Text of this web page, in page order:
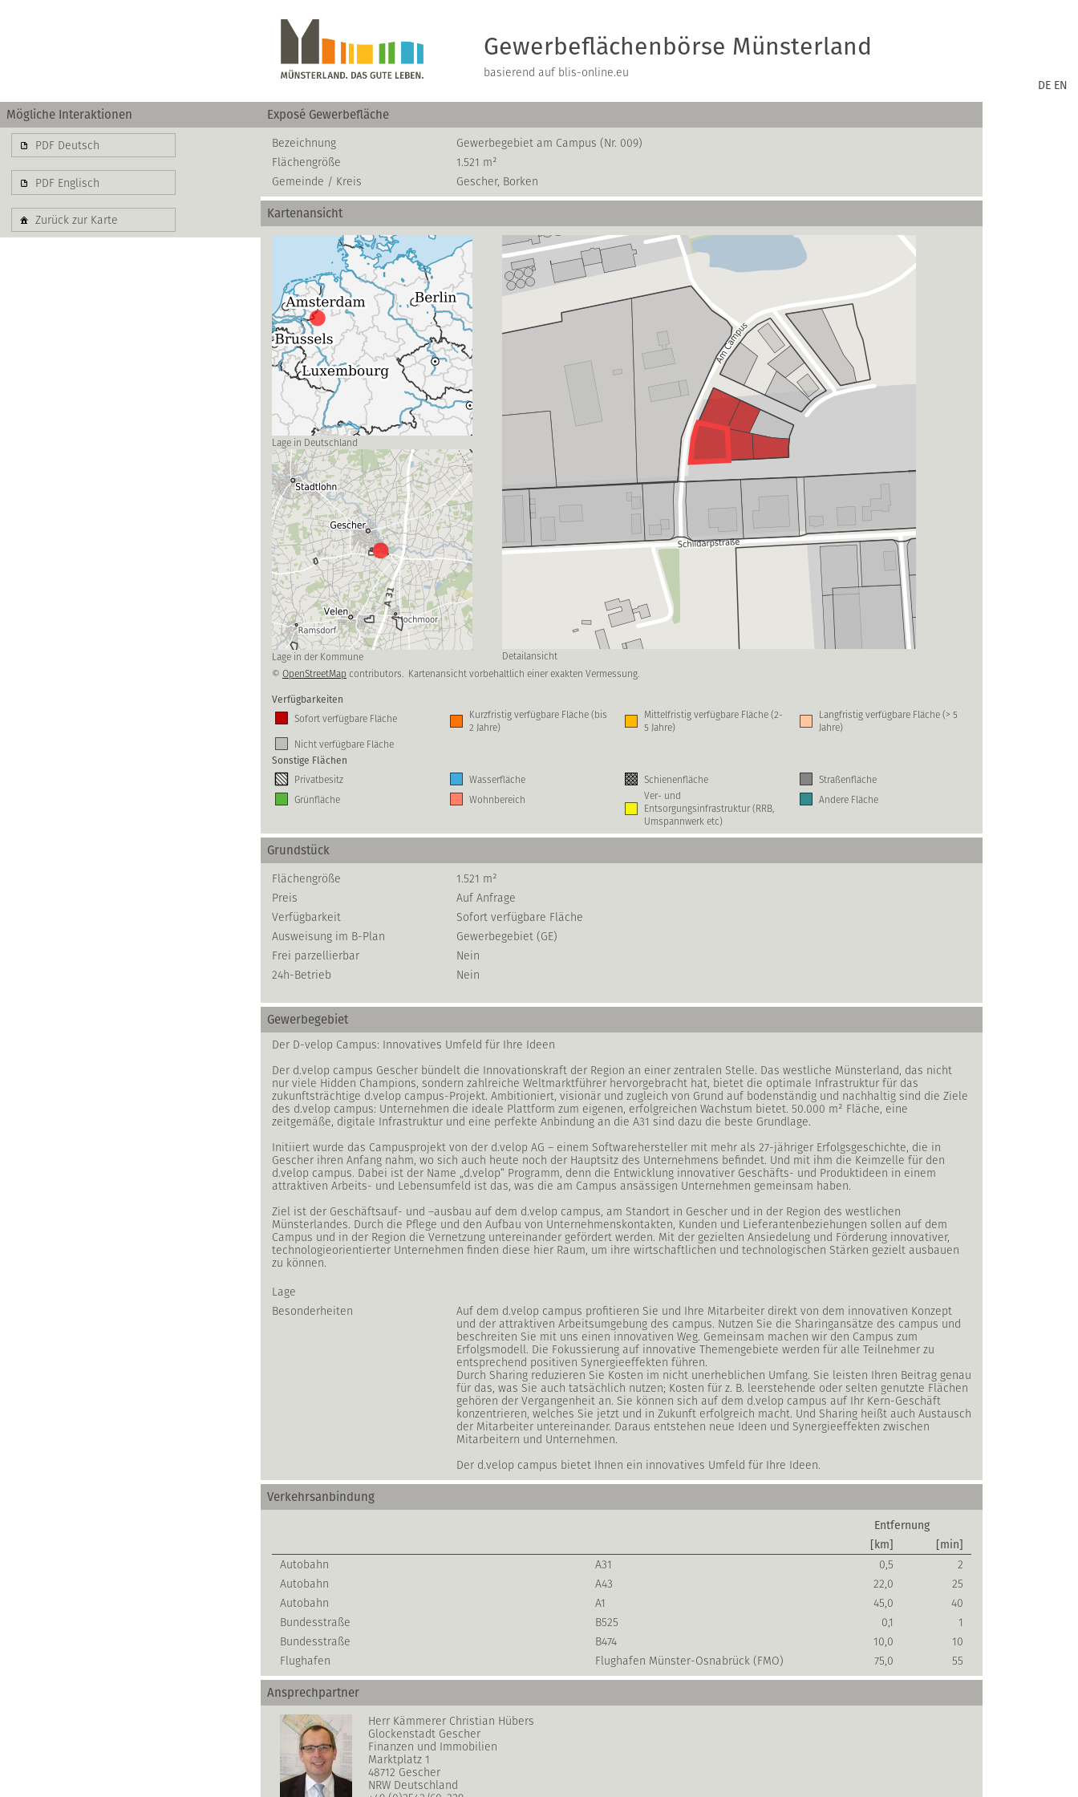
Gewerbeflächenbörse Münsterland
basierend auf blis-online.eu
DE EN
Mögliche Interaktionen
PDF Deutsch
PDF Englisch
Zurück zur Karte
Exposé Gewerbefläche
Bezeichnung
Gewerbegebiet am Campus (Nr. 009)
Flächengröße
1.521 m²
Gemeinde / Kreis
Gescher, Borken
Kartenansicht
Lage in Deutschland
Lage in der Kommune
Detailansicht
© OpenStreetMap contributors. Kartenansicht vorbehaltlich einer exakten Vermessung.
Verfügbarkeiten
Sofort verfügbare Fläche
Kurzfristig verfügbare Fläche (bis
2 Jahre)
Mittelfristig verfügbare Fläche (2-
5 Jahre)
Langfristig verfügbare Fläche (> 5
Jahre)
Nicht verfügbare Fläche
Sonstige Flächen
Privatbesitz
Wasserfläche Schienenfläche
Straßenfläche
Grünfläche
Wohnbereich
Ver- und
Entsorgungsinfrastruktur (RRB,
Umspannwerk etc)
Andere Fläche
Grundstück
Flächengröße
1.521 m²
Preis
Auf Anfrage
Verfügbarkeit
Sofort verfügbare Fläche
Ausweisung im B-Plan
Gewerbegebiet (GE)
Frei parzellierbar
Nein
24h-Betrieb
Nein
Gewerbegebiet
Der D-velop Campus: Innovatives Umfeld für Ihre Ideen
Der d.velop campus Gescher bündelt die Innovationskraft der Region an einer zentralen Stelle. Das westliche Münsterland, das nicht
nur viele Hidden Champions, sondern zahlreiche Weltmarktführer hervorgebracht hat, bietet die optimale Infrastruktur für das
zukunftsträchtige d.velop campus-Projekt. Ambitioniert, visionär und zugleich von Grund auf bodenständig und nachhaltig sind die Ziele
des d.velop campus: Unternehmen die ideale Plattform zum eigenen, erfolgreichen Wachstum bietet. 50.000 m² Fläche, eine
zeitgemäße, digitale Infrastruktur und eine perfekte Anbindung an die A31 sind dazu die beste Grundlage.
Initiiert wurde das Campusprojekt von der d.velop AG – einem Softwarehersteller mit mehr als 27-jähriger Erfolgsgeschichte, die in
Gescher ihren Anfang nahm, wo sich auch heute noch der Hauptsitz des Unternehmens befindet. Und mit ihm die Keimzelle für den
d.velop campus. Dabei ist der Name „d.velop“ Programm, denn die Entwicklung innovativer Geschäfts- und Produktideen in einem
attraktiven Arbeits- und Lebensumfeld ist das, was die am Campus ansässigen Unternehmen gemeinsam haben.
Ziel ist der Geschäftsauf- und –ausbau auf dem d.velop campus, am Standort in Gescher und in der Region des westlichen
Münsterlandes. Durch die Pflege und den Aufbau von Unternehmenskontakten, Kunden und Lieferantenbeziehungen sollen auf dem
Campus und in der Region die Vernetzung untereinander gefördert werden. Mit der gezielten Ansiedelung und Förderung innovativer,
technologieorientierter Unternehmen finden diese hier Raum, um ihre wirtschaftlichen und technologischen Stärken gezielt ausbauen
zu können.
Lage
Besonderheiten
Auf dem d.velop campus profitieren Sie und Ihre Mitarbeiter direkt von dem innovativen Konzept
und der attraktiven Arbeitsumgebung des campus. Nutzen Sie die Sharingansätze des campus und
beschreiten Sie mit uns einen innovativen Weg. Gemeinsam machen wir den Campus zum
Erfolgsmodell. Die Fokussierung auf innovative Themengebiete werden für alle Teilnehmer zu
entsprechend positiven Synergieeffekten führen.
Durch Sharing reduzieren Sie Kosten im nicht unerheblichen Umfang. Sie leisten Ihren Beitrag genau
für das, was Sie auch tatsächlich nutzen; Kosten für z. B. leerstehende oder selten genutzte Flächen
gehören der Vergangenheit an. Sie können sich auf dem d.velop campus auf Ihr Kern-Geschäft
konzentrieren, welches Sie jetzt und in Zukunft erfolgreich macht. Und Sharing heißt auch Austausch
der Mitarbeiter untereinander. Daraus entstehen neue Ideen und Synergieeffekten zwischen
Mitarbeitern und Unternehmen.
Der d.velop campus bietet Ihnen ein innovatives Umfeld für Ihre Ideen.
Verkehrsanbindung
Entfernung
[km]
[min]
Autobahn
A31 0,5
2
Autobahn
A43 22,0
25
Autobahn
A1 45,0
40
Bundesstraße
B525 0,1
1
Bundesstraße
B474 10,0
10
Flughafen
Flughafen Münster-Osnabrück (FMO) 75,0 55
Ansprechpartner
Herr Kämmerer Christian Hübers
Glockenstadt Gescher
Finanzen und Immobilien
Marktplatz 1
48712 Gescher
NRW Deutschland